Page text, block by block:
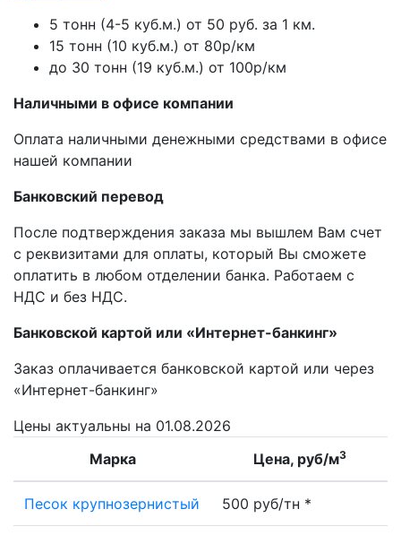
5 тонн (4-5 куб.м.) от 50 руб. за 1 км.
15 тонн (10 куб.м.) от 80р/км
до 30 тонн (19 куб.м.) от 100р/км
Наличными в офисе компании
Оплата наличными денежными средствами в офисе
нашей компании
Банковский перевод
После подтверждения заказа мы вышлем Вам счет
с реквизитами для оплаты, который Вы сможете
оплатить в любом отделении банка. Работаем с
НДС и без НДС.
Банковской картой или «Интернет-банкинг»
Заказ оплачивается банковской картой или через
«Интернет-банкинг»
Цены актуальны на 01.08.2026
Марка
Цена, руб/м3
Песок крупнозернистый 500 руб/тн *